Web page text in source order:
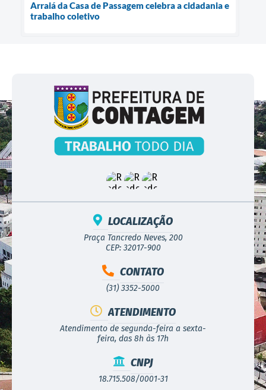
Arraiá da Casa de Passagem celebra a cidadania e
trabalho coletivo
LOCALIZAÇÃO
Praça Tancredo Neves, 200
CEP: 32017-900
CONTATO
(31) 3352-5000
ATENDIMENTO
Atendimento de segunda-feira a sexta-
feira, das 8h às 17h
CNPJ
18.715.508/0001-31